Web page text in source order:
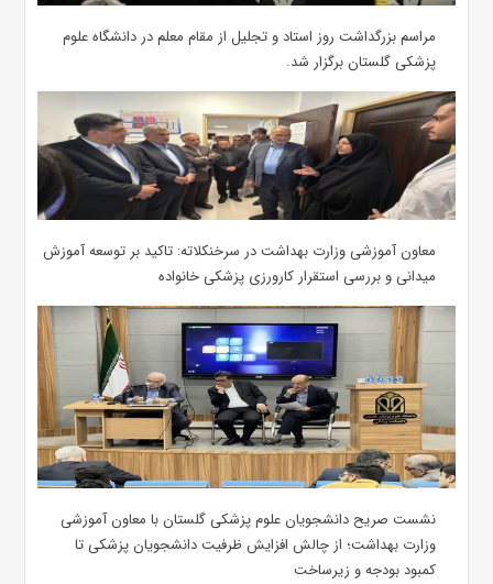
مراسم بزرگداشت روز استاد و تجلیل از مقام معلم در دانشگاه علوم
پزشکی گلستان برگزار شد.‌
معاون آموزشی وزارت بهداشت در سرخنکلاته: تاکید بر توسعه آموزش
میدانی و بررسی استقرار کارورزی پزشکی ‌خانواده
نشست صریح دانشجویان علوم پزشکی گلستان با معاون آموزشی
وزارت بهداشت؛ از چالش افزایش ظرفیت دانشجویان ‌پزشکی تا
کمبود بودجه و زیرساخت